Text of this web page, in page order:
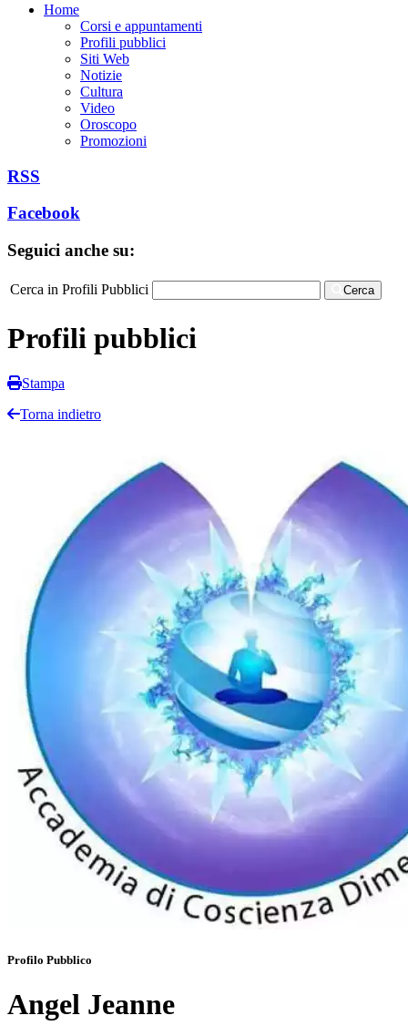
Home
Corsi e appuntamenti
Profili pubblici
Siti Web
Notizie
Cultura
Video
Oroscopo
Promozioni
RSS
Facebook
Seguici anche su:
Cerca in Profili Pubblici Cerca
Profili pubblici
Stampa
Torna indietro
Profilo Pubblico
Angel Jeanne